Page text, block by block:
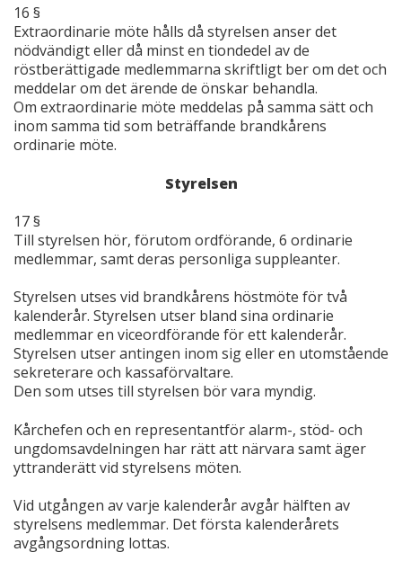
16 §
Extraordinarie möte hålls då styrelsen anser det
nödvändigt eller då minst en tiondedel av de
röstberättigade medlemmarna skriftligt ber om det och
meddelar om det ärende de önskar behandla.
Om extraordinarie möte meddelas på samma sätt och
inom samma tid som beträffande brandkårens
ordinarie möte.
Styrelsen
17 §
Till styrelsen hör, förutom ordförande, 6 ordinarie
medlemmar, samt deras personliga suppleanter.
Styrelsen utses vid brandkårens höstmöte för två
kalenderår. Styrelsen utser bland sina ordinarie
medlemmar en viceordförande för ett kalenderår.
Styrelsen utser antingen inom sig eller en utomstående
sekreterare och kassaförvaltare.
Den som utses till styrelsen bör vara myndig.
Kårchefen och en representantför alarm-, stöd- och
ungdomsavdelningen har rätt att närvara samt äger
yttranderätt vid styrelsens möten.
Vid utgången av varje kalenderår avgår hälften av
styrelsens medlemmar. Det första kalenderårets
avgångsordning lottas.